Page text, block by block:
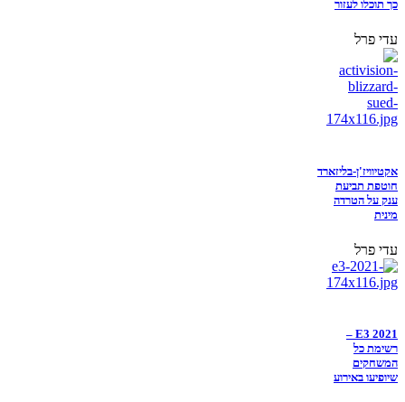
כך תוכלו לעזור
עדי פרל
אקטיוויז'ן-בליזארד
חוטפת תביעת
ענק על הטרדה
מינית
עדי פרל
E3 2021 –
רשימת כל
המשחקים
שיופיעו באירוע